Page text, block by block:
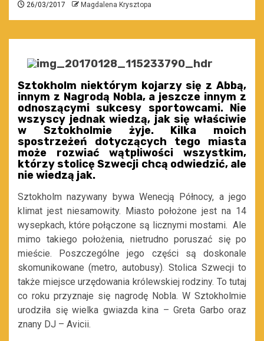
26/03/2017 Magdalena Krysztopa
Sztokholm niektórym kojarzy się z Abbą,
innym z Nagrodą Nobla, a jeszcze innym z
odnoszącymi sukcesy sportowcami. Nie
wszyscy jednak wiedzą, jak się właściwie
w Sztokholmie żyje. Kilka moich
spostrzeżeń dotyczących tego miasta
może rozwiać wątpliwości wszystkim,
którzy stolicę Szwecji chcą odwiedzić, ale
nie wiedzą jak.
Sztokholm nazywany bywa Wenecją Północy, a jego
klimat jest niesamowity. Miasto położone jest na 14
wysepkach, które połączone są licznymi mostami. Ale
mimo takiego położenia, nietrudno poruszać się po
mieście. Poszczególne jego części są doskonale
skomunikowane (metro, autobusy). Stolica Szwecji to
także miejsce urzędowania królewskiej rodziny. To tutaj
co roku przyznaje się nagrodę Nobla. W Sztokholmie
urodziła się wielka gwiazda kina – Greta Garbo oraz
znany DJ – Avicii.